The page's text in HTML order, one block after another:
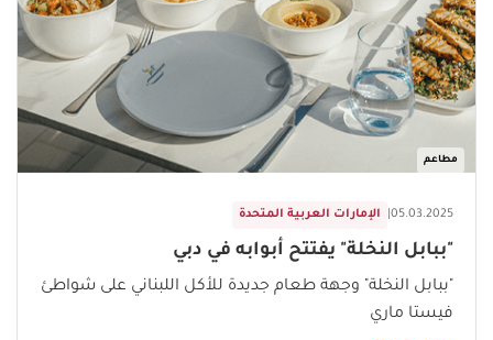
مطاعم
الإمارات العربية المتحدة 05.03.2025
"ببابل النخلة" يفتتح أبوابه في دبي
"ببابل النخلة" وجهة طعام جديدة للأكل اللبناني على شواطئ
فيستا ماري